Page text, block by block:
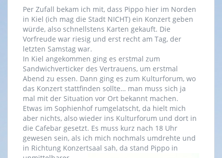
Per Zufall bekam ich mit, dass Pippo hier im Norden
in Kiel (ich mag die Stadt NICHT) ein Konzert geben
würde, also schnellstens Karten gekauft. Die
Vorfreude war riesig und erst recht am Tag, der
letzten Samstag war.
In Kiel angekommen ging es erstmal zum
Sandwichverticker des Vertrauens, um erstmal
Abend zu essen. Dann ging es zum Kulturforum, wo
das Konzert stattfinden sollte… man muss sich ja
mal mit der Situation vor Ort bekannt machen.
Etwas im Sophienhof rumgelatscht, da hielt mich
aber nichts, also wieder ins Kulturforum und dort in
die Cafebar gesetzt. Es muss kurz nach 18 Uhr
gewesen sein, als ich mich nochmals umdrehte und
in Richtung Konzertsaal sah, da stand Pippo in